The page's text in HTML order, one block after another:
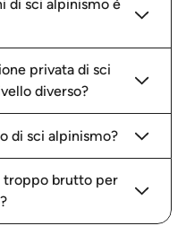
di sci alpinismo è
privata di sci
diverso?
di sci alpinismo?
troppo brutto per